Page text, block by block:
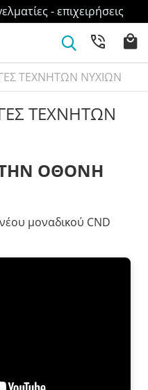
- επιχειρήσεις
ΤΕΧΝΗΤΩΝ ΝΥΧΙΩΝ
ΤΕΧΝΗΤΩΝ
ΤΗΝ ΟΘΟΝΗ
μοναδικού CND